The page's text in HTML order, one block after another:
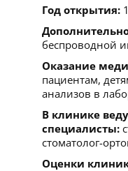
Год открытия:
беспроводной
Оказание
пациентам,
анализов в
В клинике
специалисты:
стоматолог-
Оценки